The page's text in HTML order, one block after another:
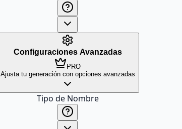
Configuraciones Avanzadas
PRO
Ajusta tu generación con opciones avanzadas
Tipo de Nombre